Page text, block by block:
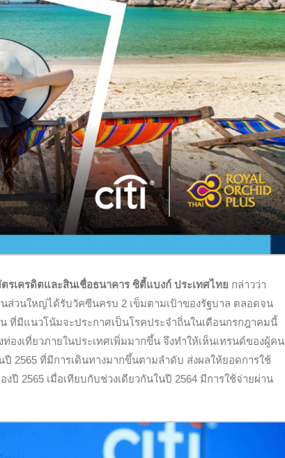
เครดิตและสินเชื่อธนาคาร ซิตี้แบงก์ ประเทศไทย กล่าวว่า
นส่วนใหญ่ได้รับวัคซีนครบ 2 เข็มตามเป้าของรัฐบาล ตลอดจน
ที่มีแนวโน้มจะประกาศเป็นโรคประจำถิ่นในเดือนกรกฎาคมนี้
องเที่ยวภายในประเทศเพิ่มมากขึ้น จึงทำให้เห็นเทรนด์ของผู้คน
ปี 2565 ที่มีการเดินทางมากขึ้นตามลำดับ ส่งผลให้ยอดการใช้
งปี 2565 เมื่อเทียบกับช่วงเดียวกันในปี 2564 มีการใช้จ่ายผ่าน